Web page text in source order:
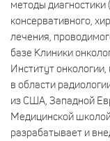
методы
консервативного,
лечения,
базе Клиники
Институт
в области
из США, Западной
Mедицинской
разрабатывает и